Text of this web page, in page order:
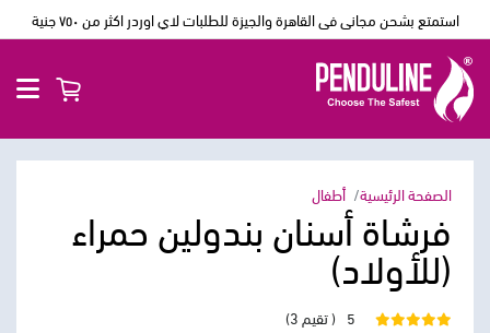
استمتع بشحن مجانى فى القاهرة والجيزة للطلبات لاي اوردر اكثر من ٧٥٠ جنية
الصفحة الرئيسية أطفال
فرشاة أسنان بندولين حمراء
(للأولاد)
5 ( تقيم 3)